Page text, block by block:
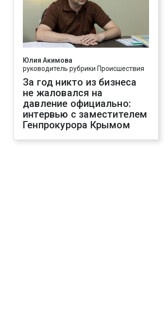
Юлия Акимова
руководитель рубрики Происшествия
За год никто из бизнеса
не жаловался на
давление официально:
интервью с заместителем
Генпрокурора Крымом